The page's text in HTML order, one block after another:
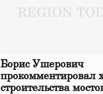
Борис Ушерович
прокомментировал
строительства